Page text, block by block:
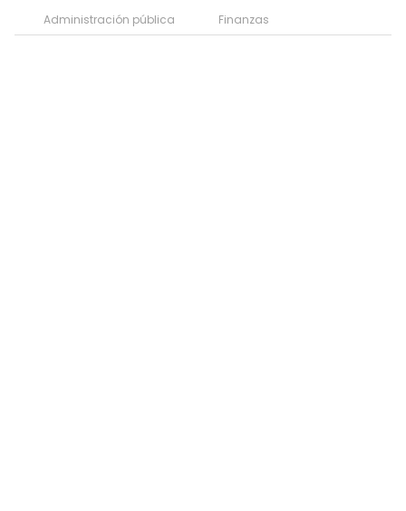
Administración pública
Finanzas